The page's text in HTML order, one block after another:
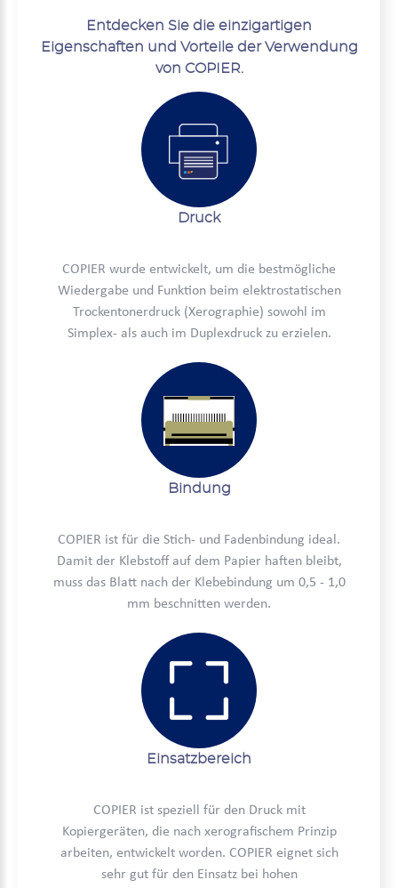
Entdecken Sie die einzigartigen
Eigenschaften und Vorteile der Verwendung
von COPIER.
Druck
COPIER wurde entwickelt, um die bestmögliche
Wiedergabe und Funktion beim elektrostatischen
Trockentonerdruck (Xerographie) sowohl im
Simplex- als auch im Duplexdruck zu erzielen.
Bindung
COPIER ist für die Stich- und Fadenbindung ideal.
Damit der Klebstoff auf dem Papier haften bleibt,
muss das Blatt nach der Klebebindung um 0,5 - 1,0
mm beschnitten werden.
Einsatzbereich
COPIER ist speziell für den Druck mit
Kopiergeräten, die nach xerografischem Prinzip
arbeiten, entwickelt worden. COPIER eignet sich
sehr gut für den Einsatz bei hohen